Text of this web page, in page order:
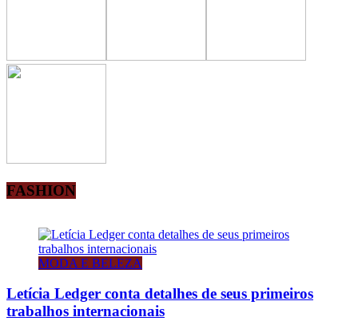
FASHION
MODA E BELEZA
Letícia Ledger conta detalhes de seus primeiros
trabalhos internacionais